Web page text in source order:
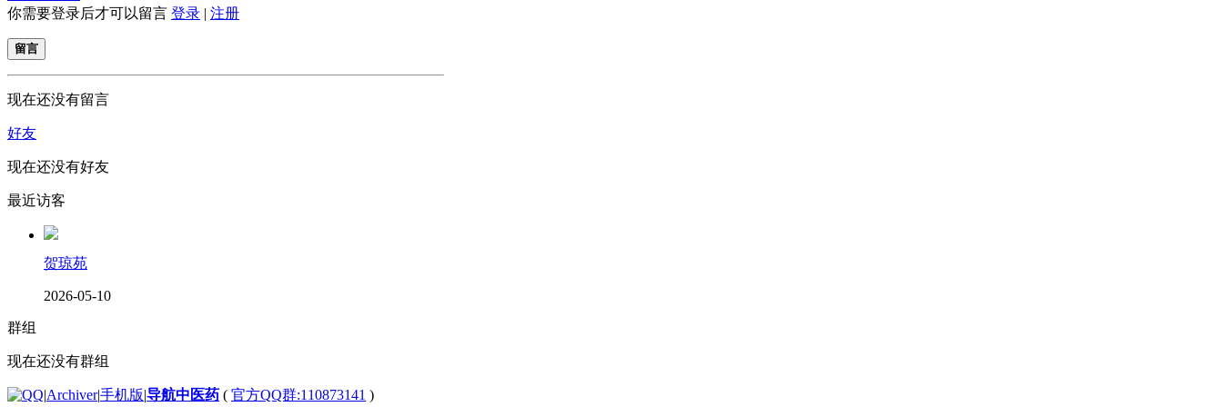
你需要登录后才可以留言 登录 | 注册
留言
现在还没有留言
好友
现在还没有好友
最近访客
贺琼苑
2026-05-10
群组
现在还没有群组
|Archiver|手机版|导航中医药 ( 官方QQ群:110873141 )